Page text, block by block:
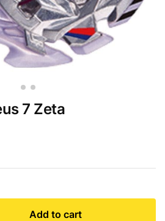
7 Zeta
Add to cart